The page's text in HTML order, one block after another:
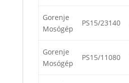
Gorenje
Mosógép
PS15/23140
Gorenje
Mosógép
PS15/11080